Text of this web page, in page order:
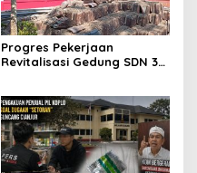
Progres Pekerjaan
Revitalisasi Gedung SDN 3